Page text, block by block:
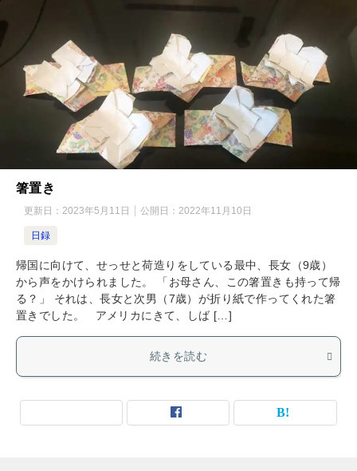
箸置き
更新日： 2023年5月11日 公開日： 2022年11月10日
日録
帰国に向けて、せっせと荷造りをしている最中、長女（9歳）
から声をかけられました。 「お母さん、この箸置きも持って帰
る？」 それは、長女と次男（7歳）が折り紙で作ってくれた箸
置きでした。 アメリカにきて、しば […]
続きを読む